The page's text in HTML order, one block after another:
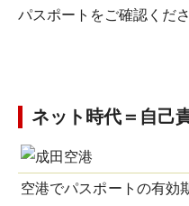
パスポートをご確認くださ
ネット時代＝自己
空港でパスポートの有効